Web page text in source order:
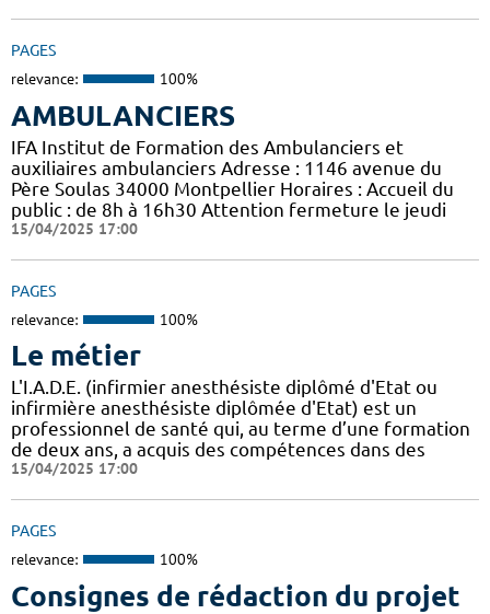
PAGES
relevance: 100%
AMBULANCIERS
IFA Institut de Formation des Ambulanciers et
auxiliaires ambulanciers Adresse : 1146 avenue du
Père Soulas 34000 Montpellier Horaires : Accueil du
public : de 8h à 16h30 Attention fermeture le jeudi
15/04/2025 17:00
PAGES
relevance: 100%
Le métier
L'I.A.D.E. (infirmier anesthésiste diplômé d'Etat ou
infirmière anesthésiste diplômée d'Etat) est un
professionnel de santé qui, au terme d’une formation
de deux ans, a acquis des compétences dans des
15/04/2025 17:00
PAGES
relevance: 100%
Consignes de rédaction du projet